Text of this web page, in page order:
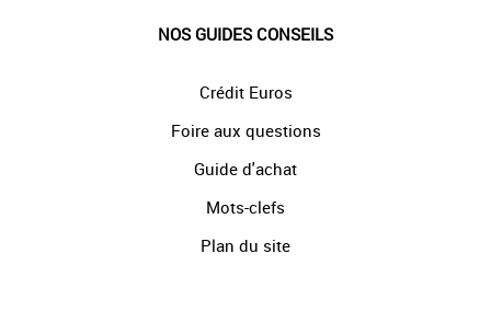
NOS GUIDES CONSEILS
Crédit Euros
Foire aux questions
Guide d'achat
Mots-clefs
Plan du site